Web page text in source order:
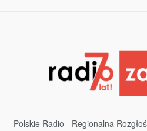
Polskie Radio - Regionalna